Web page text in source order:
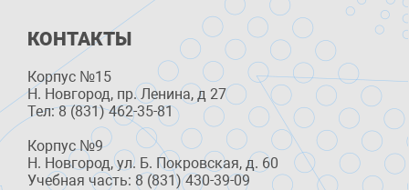
КОНТАКТЫ
Корпус №15
Н. Новгород, пр. Ленина, д 27
Тел: 8 (831) 462-35-81
Корпус №9
Н. Новгород, ул. Б. Покровская, д. 60
Учебная часть: 8 (831) 430-39-09